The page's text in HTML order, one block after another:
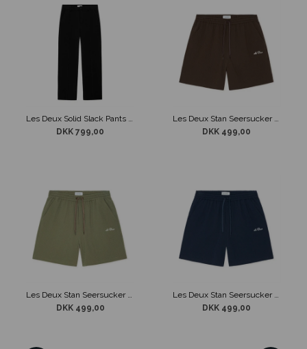
Les Deux Solid Slack Pants Sort
DKK 799,00
Les Deux Stan Seersucker Badeshort Brun
DKK 499,00
DKK 499,00
DKK 499,00